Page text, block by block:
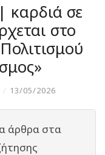
καρδιά σε
στο
/ 13/05/2026
άρθρα στα